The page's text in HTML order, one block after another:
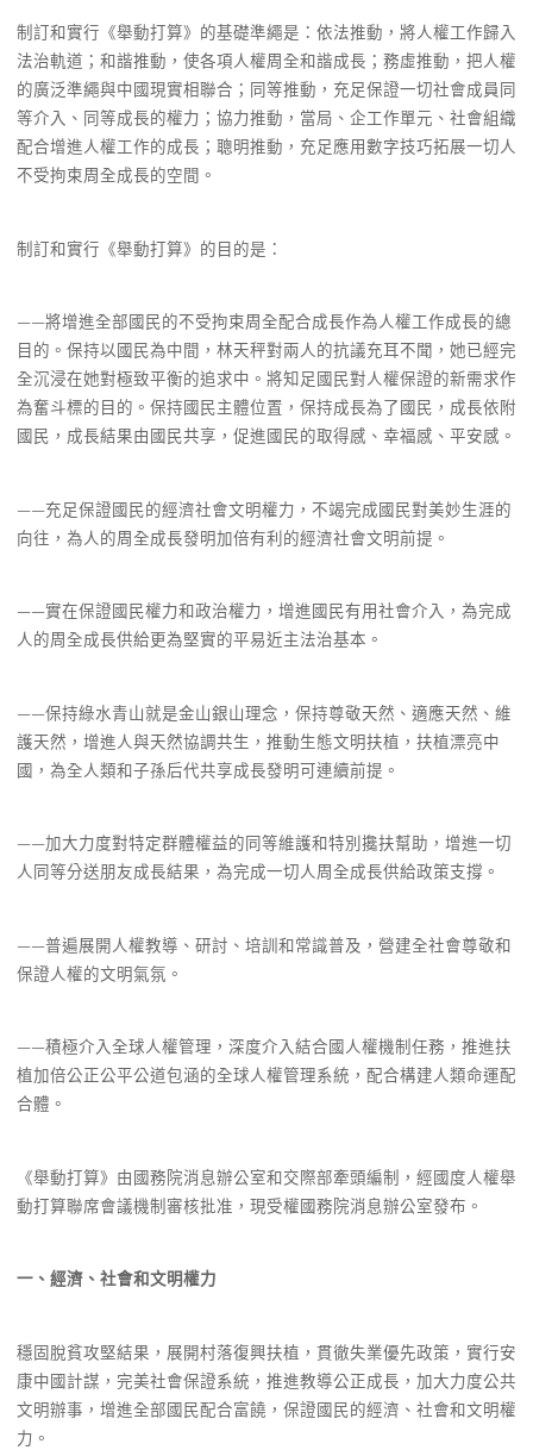
制訂和實行《舉動打算》的基礎準繩是：依法推動，將人權工作歸入
法治軌道；和諧推動，使各項人權周全和諧成長；務虛推動，把人權
的廣泛準繩與中國現實相聯合；同等推動，充足保證一切社會成員同
等介入、同等成長的權力；協力推動，當局、企工作單元、社會組織
配合增進人權工作的成長；聰明推動，充足應用數字技巧拓展一切人
不受拘束周全成長的空間。
制訂和實行《舉動打算》的目的是：
——將增進全部國民的不受拘束周全配合成長作為人權工作成長的總
目的。保持以國民為中間，林天秤對兩人的抗議充耳不聞，她已經完
全沉浸在她對極致平衡的追求中。將知足國民對人權保證的新需求作
為奮斗標的目的。保持國民主體位置，保持成長為了國民，成長依附
國民，成長結果由國民共享，促進國民的取得感、幸福感、平安感。
——充足保證國民的經濟社會文明權力，不竭完成國民對美妙生涯的
向往，為人的周全成長發明加倍有利的經濟社會文明前提。
——實在保證國民權力和政治權力，增進國民有用社會介入，為完成
人的周全成長供給更為堅實的平易近主法治基本。
——保持綠水青山就是金山銀山理念，保持尊敬天然、適應天然、維
護天然，增進人與天然協調共生，推動生態文明扶植，扶植漂亮中
國，為全人類和子孫后代共享成長發明可連續前提。
——加大力度對特定群體權益的同等維護和特別攙扶幫助，增進一切
人同等分送朋友成長結果，為完成一切人周全成長供給政策支撐。
——普遍展開人權教導、研討、培訓和常識普及，營建全社會尊敬和
保證人權的文明氣氛。
——積極介入全球人權管理，深度介入結合國人權機制任務，推進扶
植加倍公正公平公道包涵的全球人權管理系統，配合構建人類命運配
合體。
《舉動打算》由國務院消息辦公室和交際部牽頭編制，經國度人權舉
動打算聯席會議機制審核批准，現受權國務院消息辦公室發布。
一、經濟、社會和文明權力
穩固脫貧攻堅結果，展開村落復興扶植，貫徹失業優先政策，實行安
康中國計謀，完美社會保證系統，推進教導公正成長，加大力度公共
文明辦事，增進全部國民配合富饒，保證國民的經濟、社會和文明權
力。